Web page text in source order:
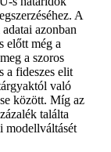
A
azonban
előtt még a
a szoros
a fideszes elit
való
között. Míg az
találta
modellváltásét